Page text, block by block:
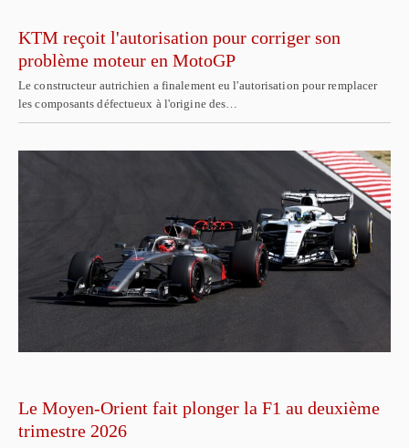
KTM reçoit l'autorisation pour corriger son
problème moteur en MotoGP
Le constructeur autrichien a finalement eu l'autorisation pour remplacer
les composants défectueux à l'origine des…
Le Moyen-Orient fait plonger la F1 au deuxième
trimestre 2026